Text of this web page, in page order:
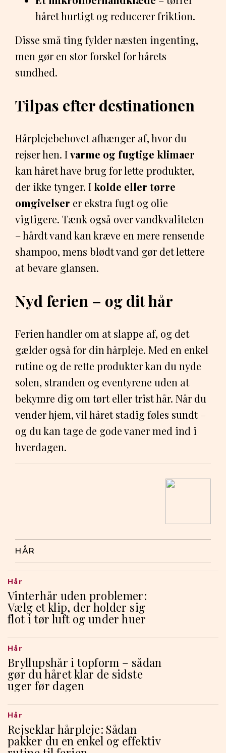
håret hurtigt og reducerer friktion.
Disse små ting fylder næsten ingenting,
men gør en stor forskel for hårets
sundhed.
Tilpas efter destinationen
Hårplejebehovet afhænger af, hvor du
rejser hen. Ivarme og fugtige klimaer
kan håret have brug for lette produkter,
der ikke tynger. Ikolde eller tørre
omgivelser er ekstra fugt og olie
vigtigere. Tænk også over vandkvaliteten
– hårdt vand kan kræve en mere rensende
shampoo, mens blødt vand gør det lettere
at bevare glansen.
Nyd ferien – og dit hår
Ferien handler om at slappe af, og det
gælder også for din hårpleje. Med en enkel
rutine og de rette produkter kan du nyde
solen, stranden og eventyrene uden at
bekymre dig om tørt eller trist hår. Når du
vender hjem, vil håret stadig føles sundt –
og du kan tage de gode vaner med ind i
hverdagen.
HÅR
Vinterhår uden problemer:
Vælg et klip, der holder sig
flot i tør luft og under huer
Hår
Bryllupshår i topform – sådan
gør du håret klar de sidste
uger før dagen
Hår
Rejseklar hårpleje: Sådan
pakker du en enkel og effektiv
Hår